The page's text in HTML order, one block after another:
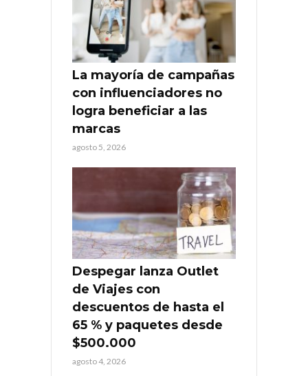
La mayoría de campañas
con influenciadores no
logra beneficiar a las
marcas
agosto 5, 2026
Despegar lanza Outlet
de Viajes con
descuentos de hasta el
65 % y paquetes desde
$500.000
agosto 4, 2026